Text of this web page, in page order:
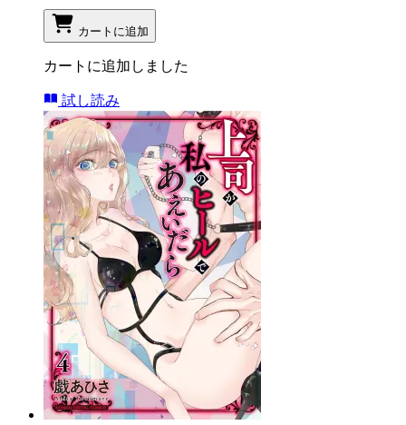
カートに追加
カートに追加しました
試し読み